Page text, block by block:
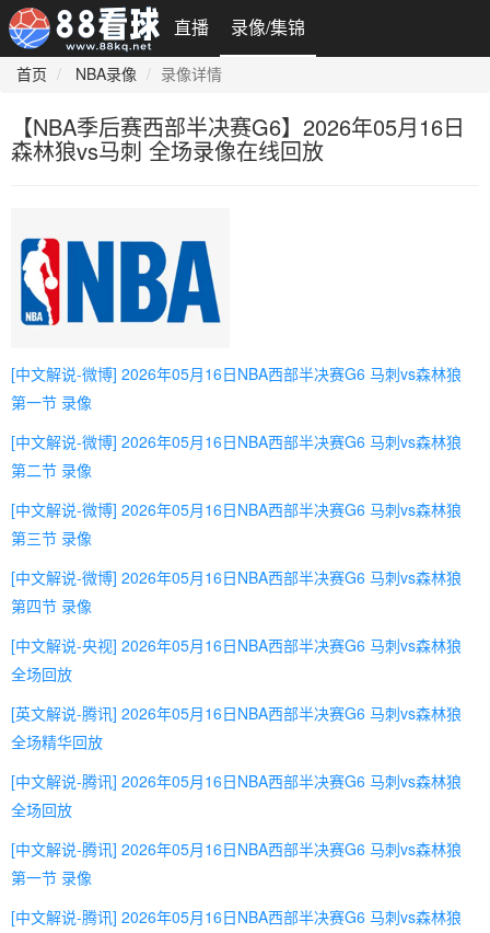
直播 录像/集锦
首页 NBA录像 录像详情
【NBA季后赛西部半决赛G6】2026年05月16日
森林狼vs马刺 全场录像在线回放
[中文解说-微博] 2026年05月16日NBA西部半决赛G6 马刺vs森林狼
第一节 录像
[中文解说-微博] 2026年05月16日NBA西部半决赛G6 马刺vs森林狼
第二节 录像
[中文解说-微博] 2026年05月16日NBA西部半决赛G6 马刺vs森林狼
第三节 录像
[中文解说-微博] 2026年05月16日NBA西部半决赛G6 马刺vs森林狼
第四节 录像
[中文解说-央视] 2026年05月16日NBA西部半决赛G6 马刺vs森林狼
全场回放
[英文解说-腾讯] 2026年05月16日NBA西部半决赛G6 马刺vs森林狼
全场精华回放
[中文解说-腾讯] 2026年05月16日NBA西部半决赛G6 马刺vs森林狼
全场回放
[中文解说-腾讯] 2026年05月16日NBA西部半决赛G6 马刺vs森林狼
第一节 录像
[中文解说-腾讯] 2026年05月16日NBA西部半决赛G6 马刺vs森林狼